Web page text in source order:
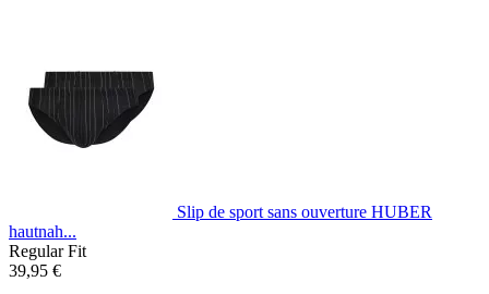
Slip de sport sans ouverture HUBER
hautnah...
Regular Fit
39,95 €